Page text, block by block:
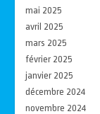
mai 2025
avril 2025
mars 2025
février 2025
janvier 2025
décembre 2024
novembre 2024